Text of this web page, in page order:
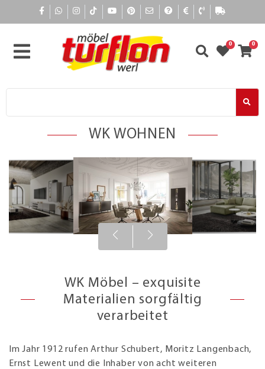
0 0
WK WOHNEN
WK Möbel – exquisite
Materialien sorgfältig
verarbeitet
Im Jahr 1912 rufen Arthur Schubert, Moritz Langenbach,
Ernst Lewent und die Inhaber von acht weiteren